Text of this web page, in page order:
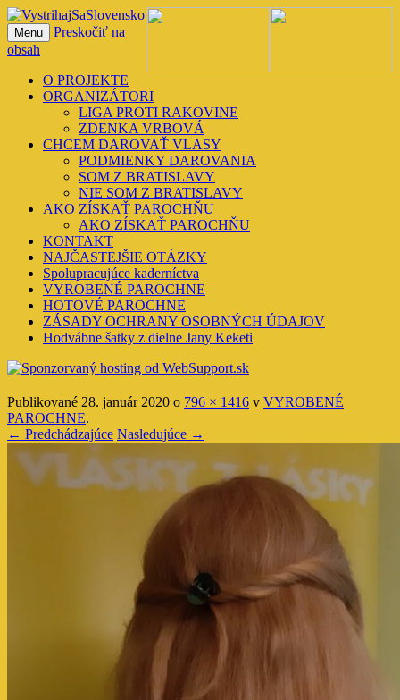
VystrihajSaSlovensko
Menu
Preskočiť na
obsah
O PROJEKTE
ORGANIZÁTORI
LIGA PROTI RAKOVINE
ZDENKA VRBOVÁ
CHCEM DAROVAŤ VLASY
PODMIENKY DAROVANIA
SOM Z BRATISLAVY
NIE SOM Z BRATISLAVY
AKO ZÍSKAŤ PAROCHŇU
AKO ZÍSKAŤ PAROCHŇU
KONTAKT
NAJČASTEJŠIE OTÁZKY
Spolupracujúce kaderníctva
VYROBENÉ PAROCHNE
HOTOVÉ PAROCHNE
ZÁSADY OCHRANY OSOBNÝCH ÚDAJOV
Hodvábne šatky z dielne Jany Keketi
Publikované 28. január 2020 o 796 × 1416 v VYROBENÉ
PAROCHNE.
← Predchádzajúce Nasledujúce →